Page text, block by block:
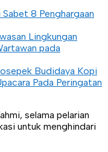
8 Penghargaan
Lingkungan
pada
Budidaya Kopi
Pada Peringatan
selama pelarian
untuk menghindari